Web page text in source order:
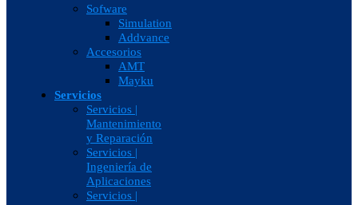
Sofware
Simulation
Addvance
Accesorios
AMT
Mayku
Servicios
Servicios |
Mantenimiento
y Reparación
Servicios |
Ingeniería de
Aplicaciones
Servicios |